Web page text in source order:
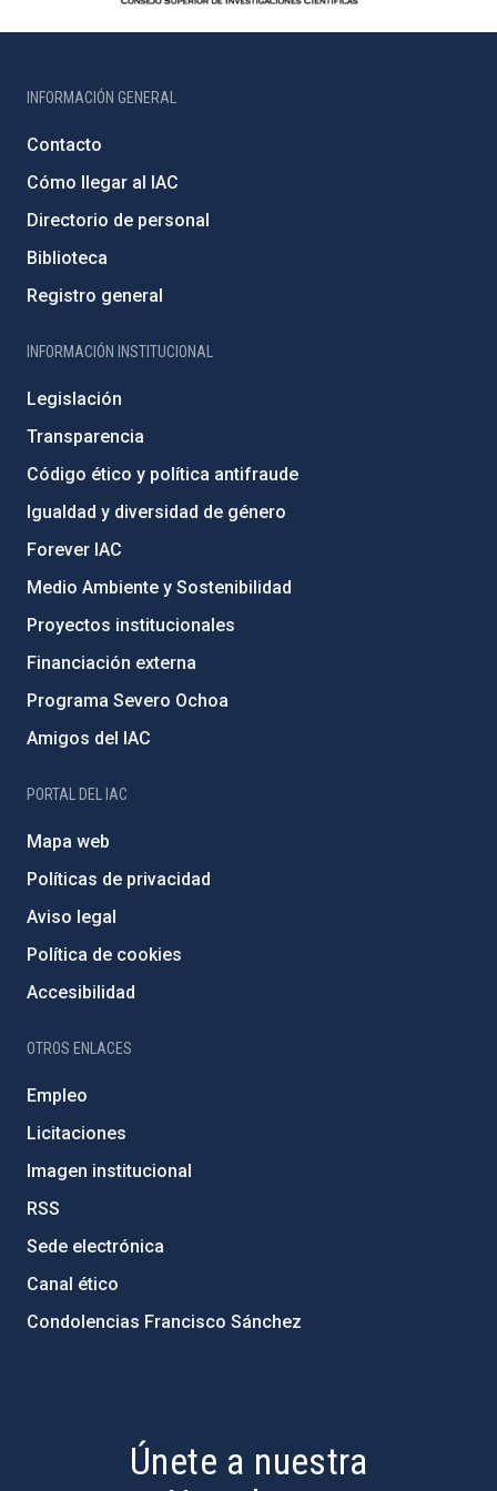
INFORMACIÓN GENERAL
Contacto
Cómo llegar al IAC
Directorio de personal
Biblioteca
Registro general
INFORMACIÓN INSTITUCIONAL
Legislación
Transparencia
Código ético y política antifraude
Igualdad y diversidad de género
Forever IAC
Medio Ambiente y Sostenibilidad
Proyectos institucionales
Financiación externa
Programa Severo Ochoa
Amigos del IAC
PORTAL DEL IAC
Mapa web
Políticas de privacidad
Aviso legal
Política de cookies
Accesibilidad
OTROS ENLACES
Empleo
Licitaciones
Imagen institucional
RSS
Sede electrónica
Canal ético
Condolencias Francisco Sánchez
Únete a nuestra